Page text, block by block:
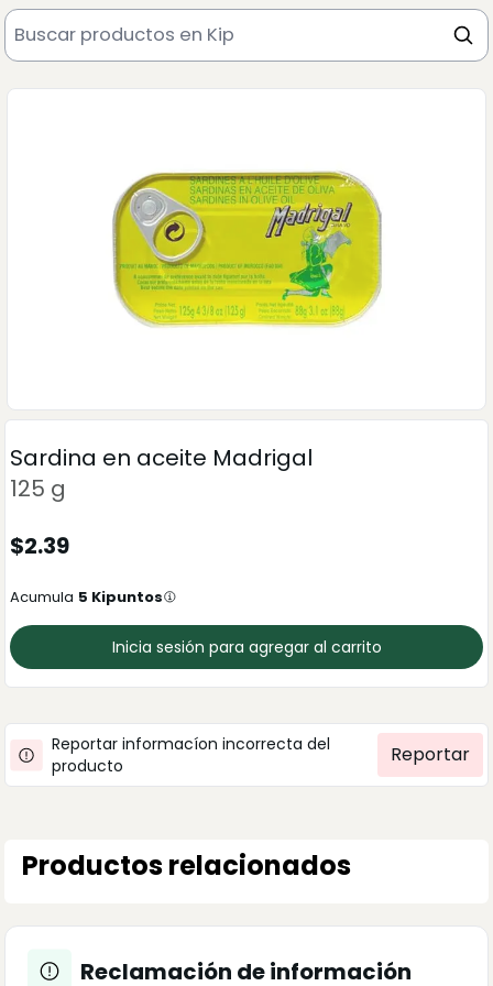
Sardina en aceite Madrigal
125 g
$2.39
Acumula 5 Kipuntos
Inicia sesión para agregar al carrito
Reportar informacíon incorrecta del
producto
Reportar
Productos relacionados
Reclamación de información